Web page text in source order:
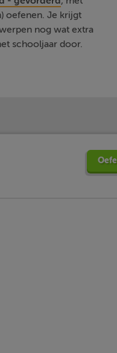
oefenen. Je krijgt
nog wat extra
schooljaar door.